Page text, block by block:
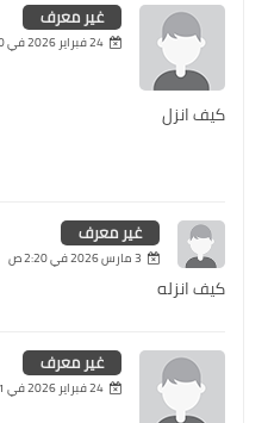
غير معرف
24 فبراير 2026 في 1:20 ص
كيف انزل
غير معرف
3 مارس 2026 في 2:20 ص
كيف انزله
غير معرف
24 فبراير 2026 في 10:41 م